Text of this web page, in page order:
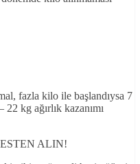
fazla kilo ile başlandıysa 7
kg ağırlık kazanımı
ALIN!